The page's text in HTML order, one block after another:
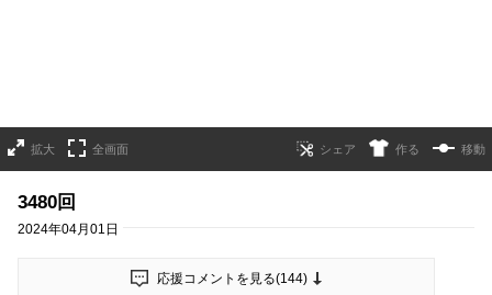
拡大 全画面 作る 移動
3480回
2024年04月01日
応援コメントを見る(144)